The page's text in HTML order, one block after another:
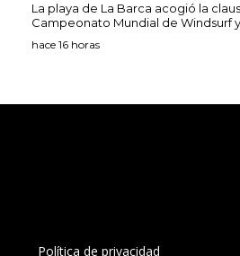
La playa de La Barca acogió la
Campeonato Mundial de Windsurf
hace 16 horas
Política de privacidad